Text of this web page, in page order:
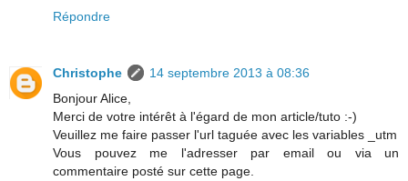
Répondre
Christophe
14 septembre 2013 à 08:36
Bonjour Alice,
Merci de votre intérêt à l'égard de mon article/tuto :-)
Veuillez me faire passer l'url taguée avec les variables _utm
Vous pouvez me l'adresser par email ou via un
commentaire posté sur cette page.